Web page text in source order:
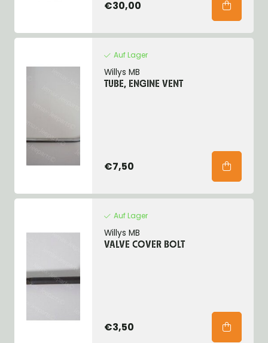
€30,00
Auf Lager
Willys MB
TUBE, ENGINE VENT
€7,50
Auf Lager
Willys MB
VALVE COVER BOLT
€3,50